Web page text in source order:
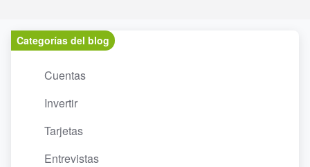
Categorías del blog
Cuentas
Invertir
Tarjetas
Entrevistas